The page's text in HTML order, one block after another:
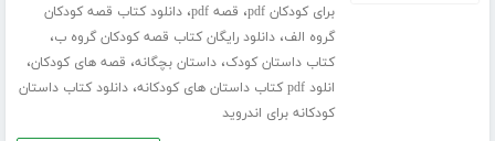
برای کودکان pdf
، قصه pdf ،دانلود کتاب قصه کودکان
گروه الف،دانلود رایگان کتاب قصه کودکان گروه ب،
کتاب داستان کودک،داستان بچگانه، قصه های کودکان،
انلود pdf کتاب داستان های کودکانه ،دانلود کتاب داستان
کودکانه برای اندروید